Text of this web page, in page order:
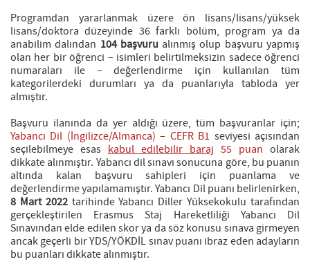
Programdan yararlanmak üzere ön lisans/lisans/yüksek
lisans/doktora düzeyinde 36 farklı bölüm, program ya da
anabilim dalından 104 başvurualınmış olup başvuru yapmış
olan her bir öğrenci – isimleri belirtilmeksizin sadece öğrenci
numaraları ile – değerlendirme için kullanılan tüm
kategorilerdeki durumları ya da puanlarıyla tabloda yer
almıştır.
Başvuru ilanında da yer aldığı üzere, tüm başvuranlar için;
Yabancı Dil (İngilizce/Almanca) – CEFR B1 seviyesi açısından
seçilebilmeye esas kabul edilebilir baraj 55 puan olarak
dikkate alınmıştır. Yabancı dil sınavı sonucuna göre, bu puanın
altında kalan başvuru sahipleri için puanlama ve
değerlendirme yapılamamıştır. Yabancı Dil puanı belirlenirken,
8 Mart 2022tarihinde Yabancı Diller Yüksekokulu tarafından
gerçekleştirilen Erasmus Staj Hareketliliği Yabancı Dil
Sınavından elde edilen skor ya da söz konusu sınava girmeyen
ancak geçerli bir YDS/YÖKDİL sınav puanı ibraz eden adayların
bu puanları dikkate alınmıştır.